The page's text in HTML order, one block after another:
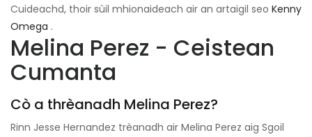
Cuideachd, thoir sùil mhionaideach air an artaigil seo Kenny
Omega .
Melina Perez - Ceistean
Cumanta
Cò a thrèanadh Melina Perez?
Rinn Jesse Hernandez trèanadh air Melina Perez aig Sgoil